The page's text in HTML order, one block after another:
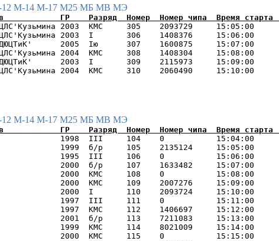
М-14 М-17 М25 МБ МВ МЭ
2003  КМС     305    2093729     15:05:00
2003  I       306    1408376     15:06:00
2005  Iю      307    1600875     15:07:00
2004  КМС     308    1408304     15:08:00
2003  I       309    2115973     15:09:00
М-14 М-17 М25 МБ МВ МЭ
1998  III     104    0           15:04:00
1999  б/р     105    2135124     15:05:00
1995  III     106    0           15:06:00
2000  б/р     107    1633482     15:07:00
2000  КМС     108    0           15:08:00
2000  КМС     109    2007276     15:09:00
2000  I       110    2093724     15:10:00
1997  III     111    0           15:11:00
1997  КМС     112    1406697     15:12:00
2001  б/р     113    7211083     15:13:00
1999  КМС     114    8021009     15:14:00
2000  КМС     115    0           15:15:00